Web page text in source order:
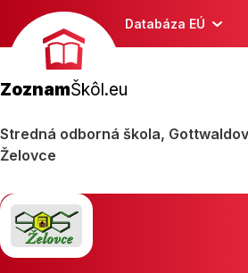
Databáza EÚ
ZoznamŠkôl.eu
Stredná odborná škola,
Želovce